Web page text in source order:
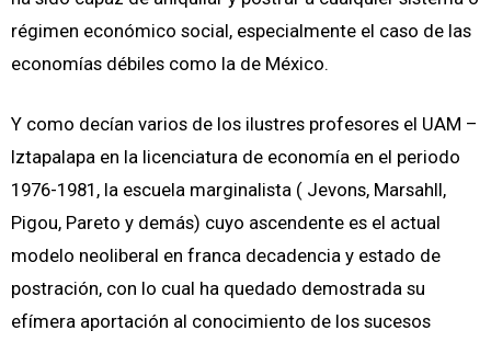
régimen económico social, especialmente el caso de las
economías débiles como la de México.
Y como decían varios de los ilustres profesores el UAM –
Iztapalapa en la licenciatura de economía en el periodo
1976-1981, la escuela marginalista ( Jevons, Marsahll,
Pigou, Pareto y demás) cuyo ascendente es el actual
modelo neoliberal en franca decadencia y estado de
postración, con lo cual ha quedado demostrada su
efímera aportación al conocimiento de los sucesos